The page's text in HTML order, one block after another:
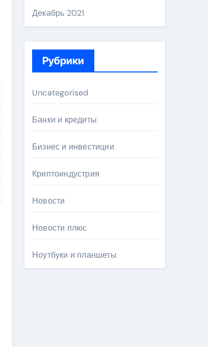
Декабрь 2021
Рубрики
Uncategorised
Банки и кредиты
Бизнес и инвестиции
Криптоиндустрия
Новости
Новости плюс
Ноутбуки и планшеты